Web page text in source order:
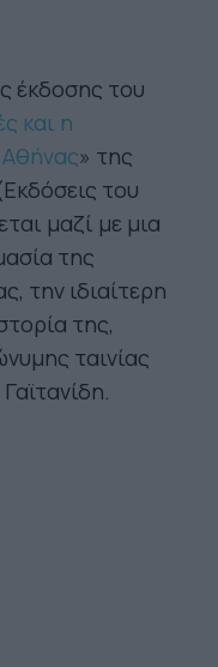
έκδοσης του
και η
» της
του
μαζί με μια
της
την ιδιαίτερη
της,
ταινίας